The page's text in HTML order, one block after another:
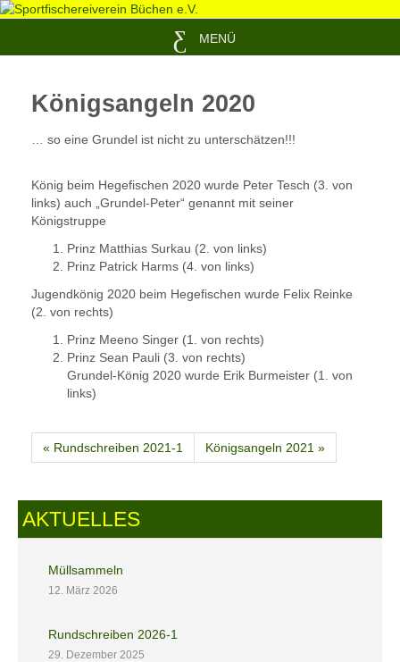
MENÜ
Königsangeln 2020
… so eine Grundel ist nicht zu unterschätzen!!!
König beim Hegefischen 2020 wurde Peter Tesch (3. von
links) auch „Grundel-Peter“ genannt mit seiner
Königstruppe
Prinz Matthias Surkau (2. von links)
Prinz Patrick Harms (4. von links)
Jugendkönig 2020 beim Hegefischen wurde Felix Reinke
(2. von rechts)
Prinz Meeno Singer (1. von rechts)
Prinz Sean Pauli (3. von rechts)
Grundel-König 2020 wurde Erik Burmeister (1. von
links)
« Rundschreiben 2021-1 Königsangeln 2021 »
AKTUELLES
Müllsammeln
12. März 2026
Rundschreiben 2026-1
29. Dezember 2025